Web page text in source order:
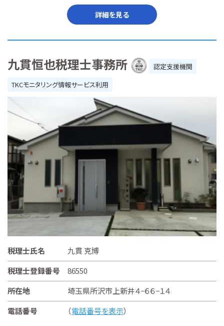
詳細を見る
九貫恒也税理士事務所
認定支援機関
TKCモニタリング情報サービス利用
税理士氏名
九貫 克博
税理士登録番号
86550
所在地
埼玉県所沢市上新井４−６６−１４
電話番号
（電話番号を表示）